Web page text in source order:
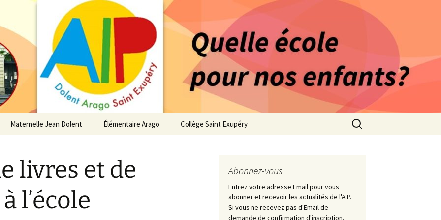
– Association Indépendante
d'élèves depuis 1981
des enfants du secteur scolaire Dolent-Arago-Saint Exupéry
l’AIP
Maternelle Jean Dolent
Infos pratiques
Maternelle
Élémentaire Arago
Infos pratiques
Élémentaire
Collège Saint Exupéry
Infos pratiques Collège
Rechercher :
livres et de
l’école
Abonnez-vous
Entrez votre adresse Email pour vous
abonner et recevoir les actualités de l'AIP.
Si vous ne recevez pas d'Email de
demande de confirmation d'inscription,